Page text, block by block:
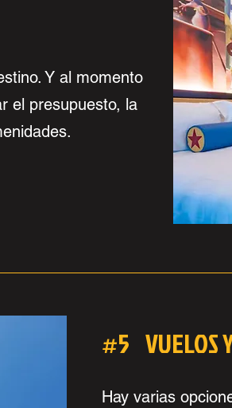
Y al momento
el presupuesto, la
#5 VUELOS
Hay varias